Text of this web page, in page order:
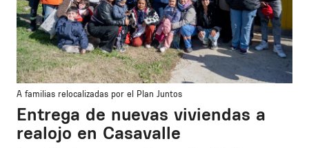
A familias relocalizadas por el Plan Juntos
Entrega de nuevas viviendas a
realojo en Casavalle